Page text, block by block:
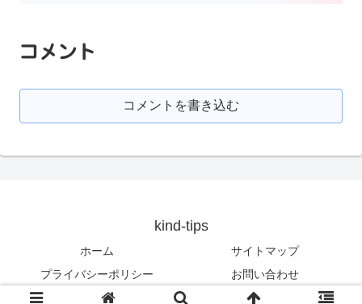
コメント
コメントを書き込む
kind-tips
ホーム
サイトマップ
プライバシーポリシー
お問い合わせ